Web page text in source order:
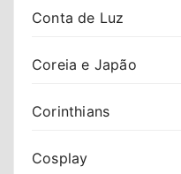
Conta de Luz
Coreia e Japão
Corinthians
Cosplay